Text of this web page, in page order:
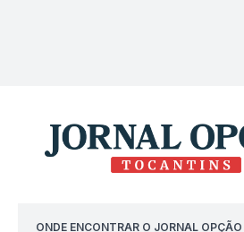
ONDE ENCONTRAR O JORNAL OPÇÃO